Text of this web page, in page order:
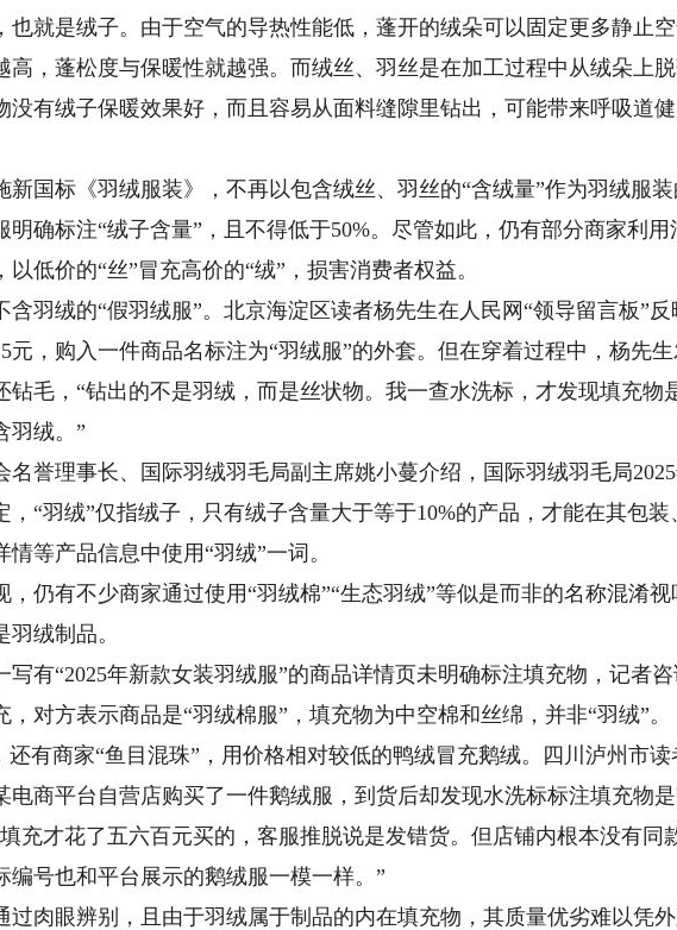
也就是绒子。由于空气的导热性能低，蓬开的绒朵可以固定更多静止空
高，蓬松度与保暖性就越强。而绒丝、羽丝是在加工过程中从绒朵上
没有绒子保暖效果好，而且容易从面料缝隙里钻出，可能带来呼吸道
国标《羽绒服装》，不再以包含绒丝、羽丝的“含绒量”作为羽绒服
明确标注“绒子含量”，且不得低于50%。尽管如此，仍有部分商家利用
低价的“丝”冒充高价的“绒”，损害消费者权益。
绒的“假羽绒服”。北京海淀区读者杨先生在人民网“领导留言板”反
元，购入一件商品名标注为“羽绒服”的外套。但在穿着过程中，杨先
钻毛，“钻出的不是羽绒，而是丝状物。我一查水洗标，才发现填充物
羽绒。”
理事长、国际羽绒羽毛局副主席姚小蔓介绍，国际羽绒羽毛局2025
，“羽绒”仅指绒子，只有绒子含量大于等于10%的产品，才能在其包装
等产品信息中使用“羽绒”一词。
有不少商家通过使用“羽绒棉”“生态羽绒”等似是而非的名称混淆视
绒制品。
“2025年新款女装羽绒服”的商品详情页未明确标注填充物，记者咨
对方表示商品是“羽绒棉服”，填充物为中空棉和丝绵，并非“羽绒”。
有商家“鱼目混珠”，用价格相对较低的鸭绒冒充鹅绒。四川泸州市读
电商平台自营店购买了一件鹅绒服，到货后却发现水洗标标注填充物
充才花了五六百元买的，客服推脱说是发错货。但店铺内根本没有同
编号也和平台展示的鹅绒服一模一样。”
肉眼辨别，且由于羽绒属于制品的内在填充物，其质量优劣难以凭